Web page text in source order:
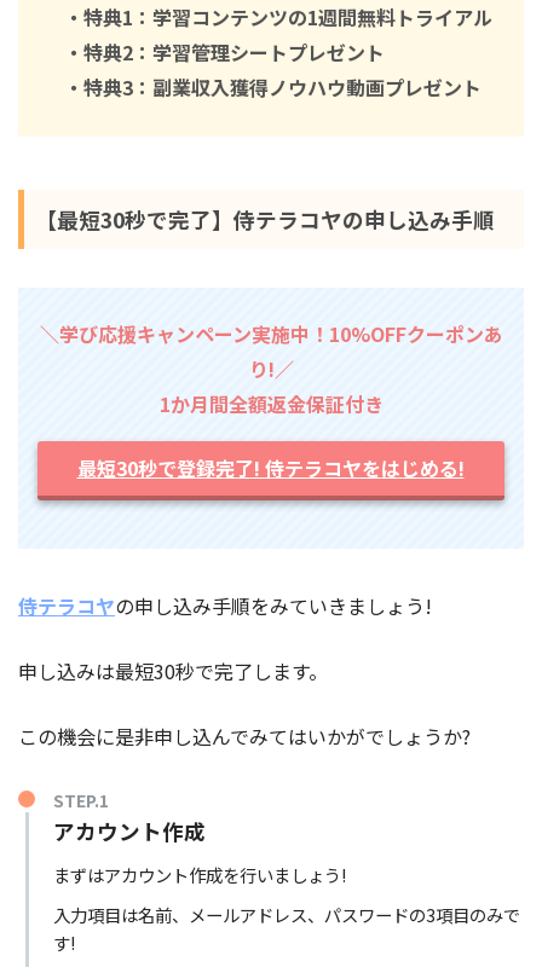
・特典1：学習コンテンツの1週間無料トライアル
・特典2：学習管理シートプレゼント
・特典3：副業収入獲得ノウハウ動画プレゼント
【最短30秒で完了】侍テラコヤの申し込み手順
＼学び応援キャンペーン実施中！10%OFFクーポンあ
り!／
1か月間全額返金保証付き
最短30秒で登録完了! 侍テラコヤをはじめる!
侍テラコヤの申し込み手順をみていきましょう!
申し込みは最短30秒で完了します。
この機会に是非申し込んでみてはいかがでしょうか?
STEP.1
アカウント作成
まずはアカウント作成を行いましょう!
入力項目は名前、メールアドレス、パスワードの3項目のみで
す!